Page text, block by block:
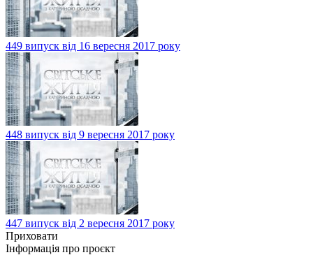
449 випуск від 16 вересня 2017 року
448 випуск від 9 вересня 2017 року
447 випуск від 2 вересня 2017 року
Приховати
Інформація про проєкт